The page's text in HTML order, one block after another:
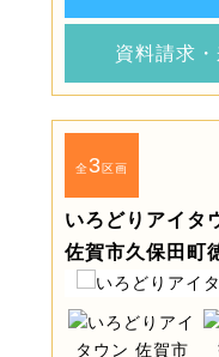
資料請求
全3区画
いろどりアイタ
佐賀市久保田町